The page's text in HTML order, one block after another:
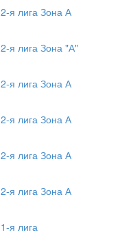
2-я лига Зона А
2-я лига Зона "А"
2-я лига Зона А
2-я лига Зона А
2-я лига Зона А
2-я лига Зона А
1-я лига